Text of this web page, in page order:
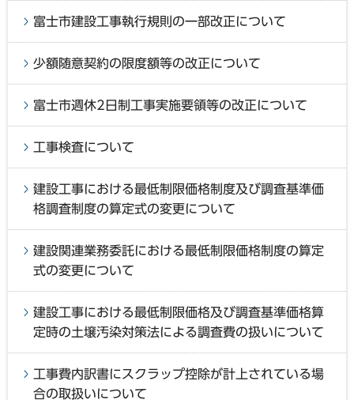
富士市建設工事執行規則の一部改正について
少額随意契約の限度額等の改正について
富士市週休2日制工事実施要領等の改正について
工事検査について
建設工事における最低制限価格制度及び調査基準価
格調査制度の算定式の変更について
建設関連業務委託における最低制限価格制度の算定
式の変更について
建設工事における最低制限価格及び調査基準価格算
定時の土壌汚染対策法による調査費の扱いについて
工事費内訳書にスクラップ控除が計上されている場
合の取扱いについて